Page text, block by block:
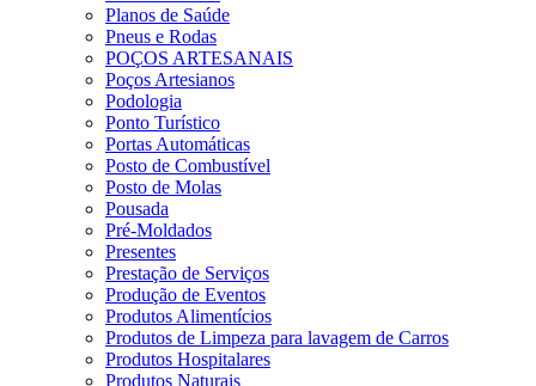
Planos de Saúde
Pneus e Rodas
POÇOS ARTESANAIS
Poços Artesianos
Podologia
Ponto Turístico
Portas Automáticas
Posto de Combustível
Posto de Molas
Pousada
Pré-Moldados
Presentes
Prestação de Serviços
Produção de Eventos
Produtos Alimentícios
Produtos de Limpeza para lavagem de Carros
Produtos Hospitalares
Produtos Naturais